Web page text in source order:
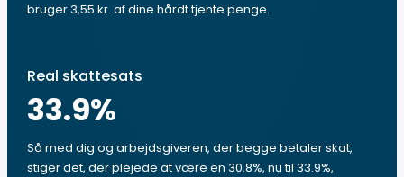
bruger 3,55 kr. af dine hårdt tjente penge.
Real skattesats
33.9%
Så med dig og arbejdsgiveren, der begge betaler skat,
stiger det, der plejede at være en 30.8%, nu til 33.9%,